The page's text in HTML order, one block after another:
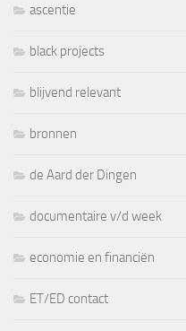
ascentie
black projects
blijvend relevant
bronnen
de Aard der Dingen
documentaire v/d week
economie en financiën
ET/ED contact